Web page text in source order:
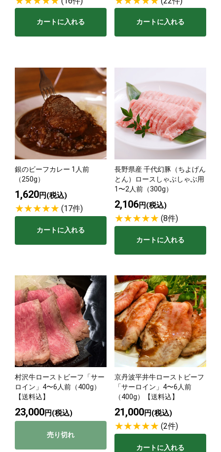
カートに入れる カートに入れる
銀のビーフカレー 1人前
（250g）
1,620円(税込)
(17件)
カートに入れる
長野県産 千代幻豚（ちよげん
とん）ロースしゃぶしゃぶ用
1〜2人前（300g）
2,106円(税込)
(8件)
カートに入れる
村沢牛ローストビーフ「サー
ロイン」4〜6人前（400g）
【送料込】
23,000円(税込)
売り切れ
京丹波平井牛ローストビーフ
「サーロイン」4〜6人前
（400g）【送料込】
21,000円(税込)
(2件)
カートに入れる